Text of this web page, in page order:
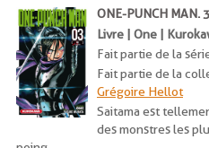
ONE-PUNCH MAN.
Livre | One |
Fait partie de la
Fait partie de la
Grégoire Hellot
Saitama est
des monstres les